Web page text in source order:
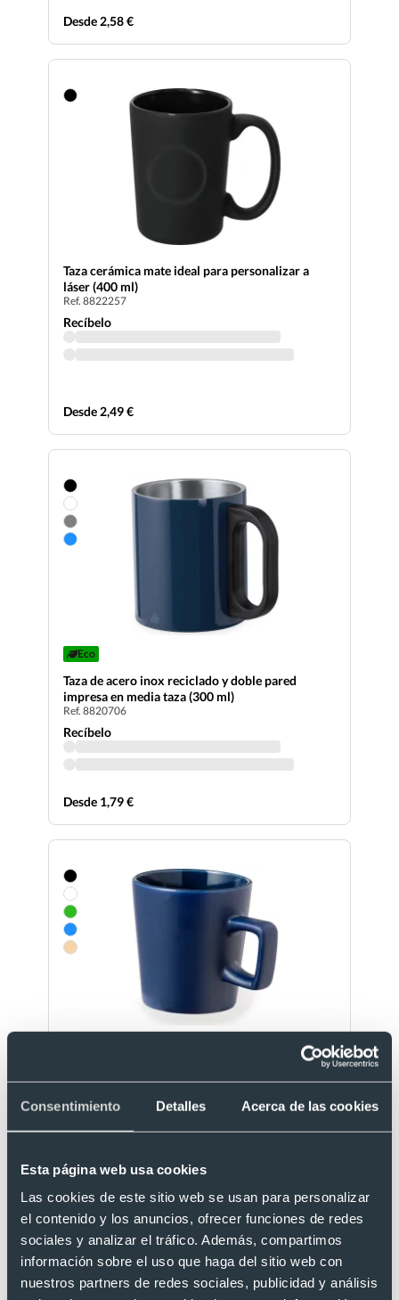
Consentimiento Detalles Acerca de las cookies
Esta página web usa cookies
Las cookies de este sitio web se usan para personalizar
el contenido y los anuncios, ofrecer funciones de redes
sociales y analizar el tráfico. Además, compartimos
información sobre el uso que haga del sitio web con
nuestros partners de redes sociales, publicidad y análisis
Desde 2,58 €
Taza cerámica mate ideal para personalizar a
láser (400 ml)
Ref. 8822257
Recíbelo
Desde 2,49 €
Eco
Taza de acero inox reciclado y doble pared
impresa en media taza (300 ml)
Ref. 8820706
Recíbelo
Desde 1,79 €
Taza de cerámica mate personalizada por 1 cara
Ref. 8820517
Recíbelo
Desde 1,02 €